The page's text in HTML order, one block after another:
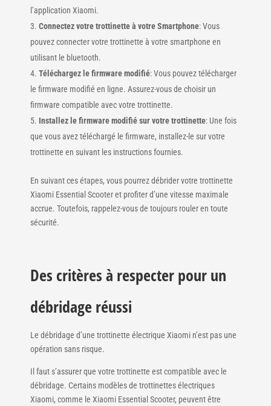
l’application Xiaomi.
Connectez votre trottinette à votre Smartphone: Vous
pouvez connecter votre trottinette à votre smartphone en
utilisant le bluetooth.
Téléchargez le firmware modifié: Vous pouvez télécharger
le firmware modifié en ligne. Assurez-vous de choisir un
firmware compatible avec votre trottinette.
Installez le firmware modifié sur votre trottinette: Une fois
que vous avez téléchargé le firmware, installez-le sur votre
trottinette en suivant les instructions fournies.
En suivant ces étapes, vous pourrez débrider votre trottinette
Xiaomi Essential Scooter et profiter d’une vitesse maximale
accrue. Toutefois, rappelez-vous de toujours rouler en toute
sécurité.
Des critères à respecter pour un
débridage réussi
Le débridage d’une trottinette électrique Xiaomi n’est pas une
opération sans risque.
Il faut s’assurer que votre trottinette est compatible avec le
débridage. Certains modèles de trottinettes électriques
Xiaomi, comme le Xiaomi Essential Scooter, peuvent être